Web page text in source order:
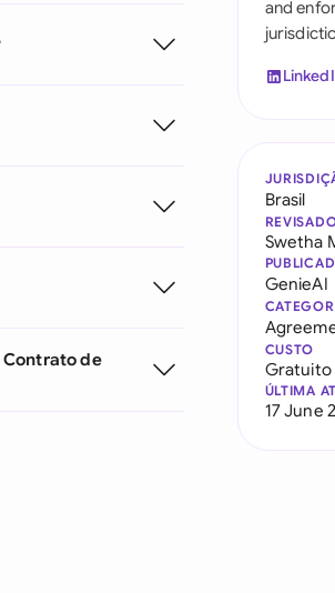
Contrato de
and
Brasil
Swetha
GenieAI
CUSTO
Gratuito
ÚLTIMA
17 June